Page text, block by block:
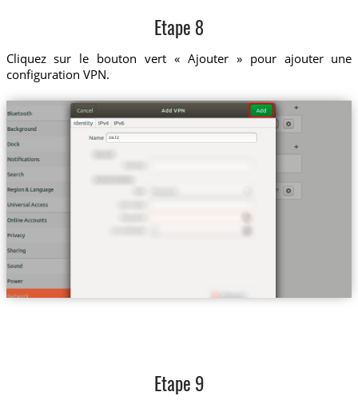
Etape 8
Cliquez sur le bouton vert « Ajouter » pour ajouter une
configuration VPN.
za.tz
Etape 9